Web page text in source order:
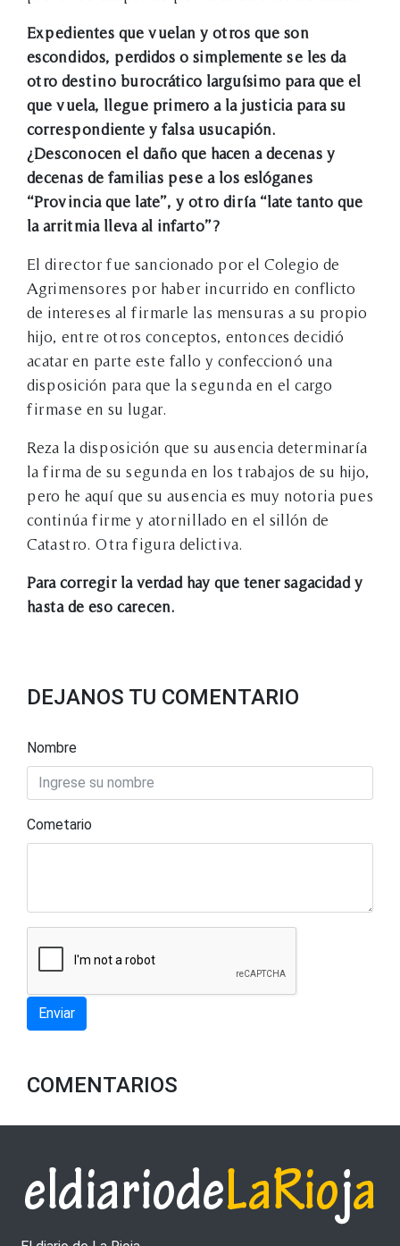
Expedientes que vuelan y otros que son
escondidos, perdidos o simplemente se les da
otro destino burocrático larguísimo para que el
que vuela, llegue primero a la justicia para su
correspondiente y falsa usucapión.
¿Desconocen el daño que hacen a decenas y
decenas de familias pese a los eslóganes
“Provincia que late”, y otro diría “late tanto que
la arritmia lleva al infarto”?
El director fue sancionado por el Colegio de
Agrimensores por haber incurrido en conflicto
de intereses al firmarle las mensuras a su propio
hijo, entre otros conceptos, entonces decidió
acatar en parte este fallo y confeccionó una
disposición para que la segunda en el cargo
firmase en su lugar.
Reza la disposición que su ausencia determinaría
la firma de su segunda en los trabajos de su hijo,
pero he aquí que su ausencia es muy notoria pues
continúa firme y atornillado en el sillón de
Catastro. Otra figura delictiva.
Para corregir la verdad hay que tener sagacidad y
hasta de eso carecen.
DEJANOS TU COMENTARIO
Nombre
Cometario
Enviar
COMENTARIOS